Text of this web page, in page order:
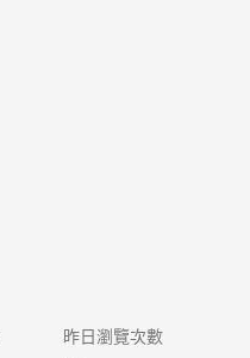
昨日瀏覽次數